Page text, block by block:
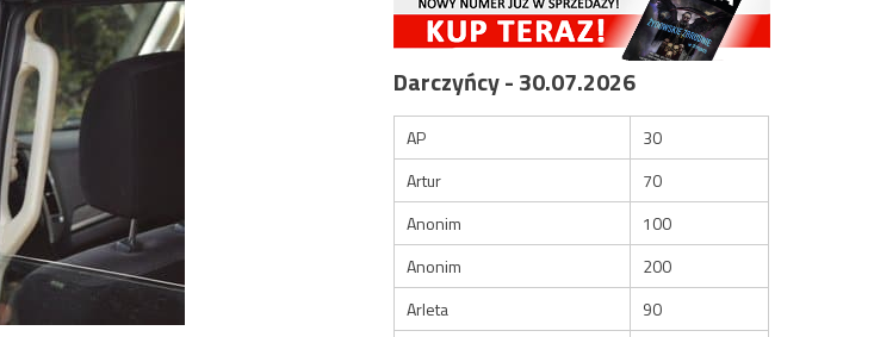
Darczyńcy - 30.07.2026
AP
30
Artur
70
Anonim
100
Anonim
200
Arleta
90